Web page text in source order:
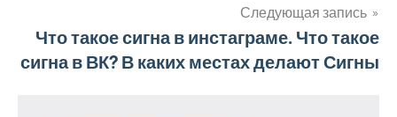
Следующая запись
Что такое сигна в инстаграме. Что такое
сигна в ВК? В каких местах делают Сигны